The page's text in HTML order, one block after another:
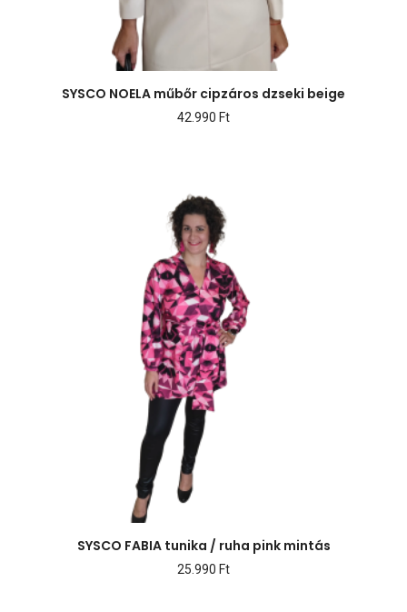
SYSCO NOELA műbőr cipzáros dzseki beige
42.990 Ft
SYSCO FABIA tunika / ruha pink mintás
25.990 Ft